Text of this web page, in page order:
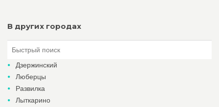
В других городах
Дзержинский
Люберцы
Развилка
Лыткарино